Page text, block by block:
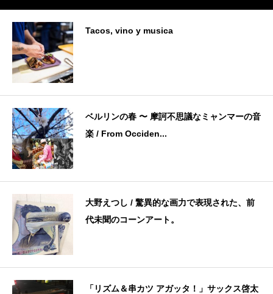
Tacos, vino y musica
ベルリンの春 〜 摩訶不思議なミャンマーの音
楽 / From Occiden...
大野えつし / 驚異的な画力で表現された、前
代未聞のコーンアート。
「リズム＆串カツ アガッタ！」サックス啓太